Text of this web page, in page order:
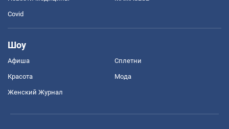
Covid
Шоу
Афиша Сплетни
Красота Мода
Женский Журнал